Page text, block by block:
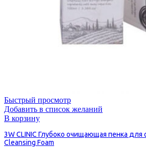
Быстрый просмотр
Добавить в список желаний
В корзину
3W CLINIC Глубоко очищающая пенка для
Cleansing Foam